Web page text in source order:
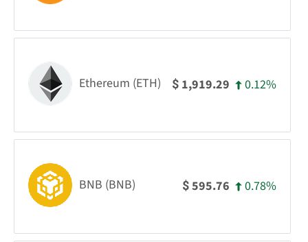
Ethereum (ETH) $ 1,919.29 0.12%
BNB (BNB) $595.76 0.78%